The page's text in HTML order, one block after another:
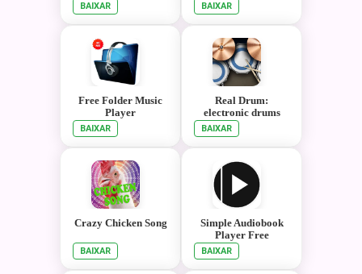
BAIXAR BAIXAR
Free Folder Music
Player
BAIXAR
Real Drum:
electronic drums
BAIXAR
Crazy Chicken Song
BAIXAR
Simple Audiobook
Player Free
BAIXAR